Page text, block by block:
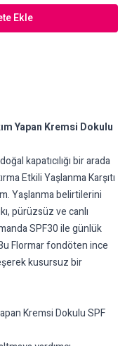
Ekle
Yapan Kremsi Dokulu
kapatıcılığı bir arada
Etkili Yaşlanma Karşıtı
Yaşlanma belirtilerini
pürüzsüz ve canlı
SPF30 ile günlük
Flormar fondöten ince
kusursuz bir
Kremsi Dokulu SPF